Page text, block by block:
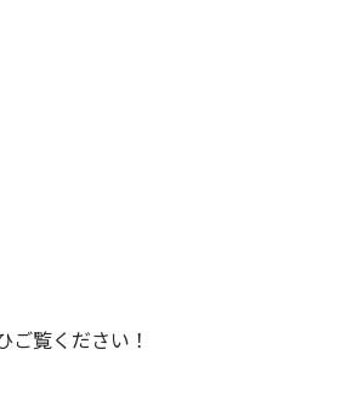
覧ください！